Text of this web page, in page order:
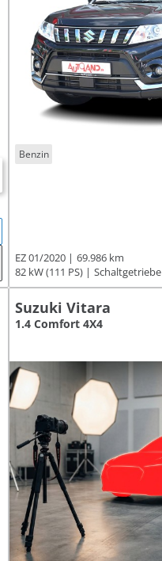
Benzin
EZ 01/2020
69.986 km
82 kW (111 PS)
Schaltgetriebe
Suzuki Vitara
1.4 Comfort 4X4